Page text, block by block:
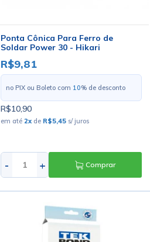
Ponta Cônica Para Ferro de
Soldar Power 30 - Hikari
R$9,81
no PIX ou Boleto com 10% de desconto
R$10,90
em até 2xde R$5,45s/ juros
- + Comprar